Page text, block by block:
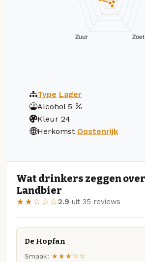
Type Lager
Alcohol 5
Kleur 24
Herkomst Oostenrijk
Wat drinkers zeggen
Landbier
★★☆☆☆2.9 uit 35 reviews
De Hopfan
Smaak: ★★★☆☆